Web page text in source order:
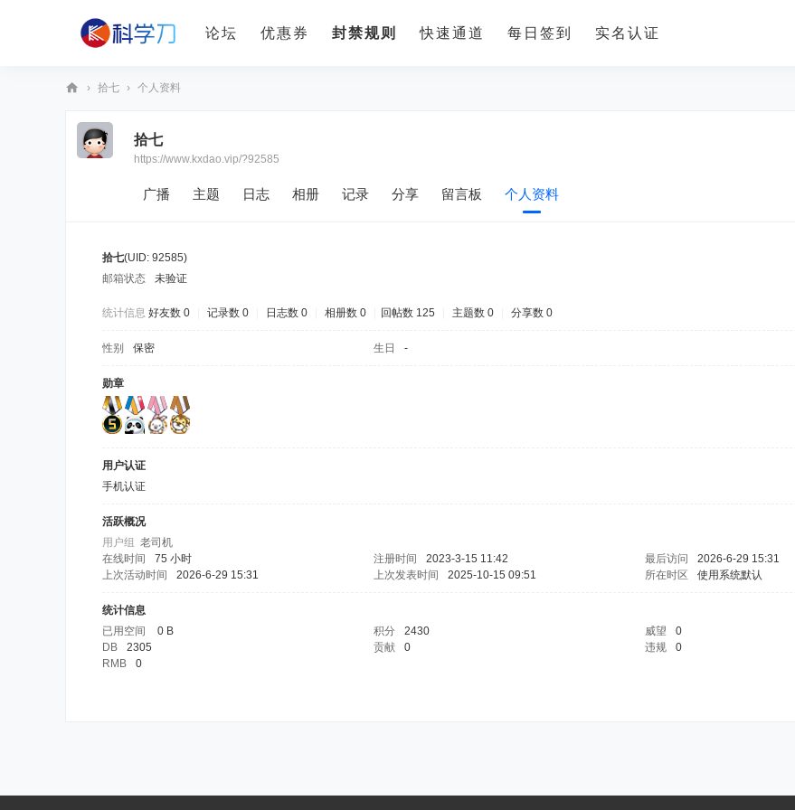
论坛 优惠券 封禁规则 快速通道 每日签到 实名认证
› 拾七 › 个人资料
拾七
https://www.kxdao.vip/?92585
广播 主题 日志 相册 记录 分享 留言板 个人资料
拾七(UID: 92585)
邮箱状态
未验证
统计信息 好友数 0 记录数 0 日志数 0 相册数 0 回帖数 125 主题数 0 分享数 0
性别 保密 生日 -
勋章
用户认证
手机认证
活跃概况
用户组 老司机
在线时间
75 小时 注册时间 2023-3-15 11:42 最后访问
2026-6-29 15:31
上次活动时间
2026-6-29 15:31 上次发表时间 2025-10-15 09:51 所在时区 使用系统默认
统计信息
已用空间
0 B 积分 2430 威望
0
DB
2305 贡献 0 违规
0
RMB
0